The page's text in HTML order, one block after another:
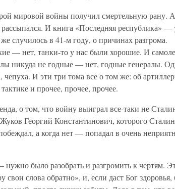
мировой войны получил смертельную рану.
И книга «Последняя республика» —
случилось в 41-м году, о причинах разгрома.
— нет, танки-то у нас были хорошие. И
никуда не годные — нет, годные генералы.
И эти три тома все о том же: об
и прочее, прочее, прочее.
о том, что войну выиграл все-таки не
Георгий Константинович, которого
а когда нет — попадал в очень
было разобрать и разгромить к чертям.
слова обратно», и, если даст Бог здоровья,